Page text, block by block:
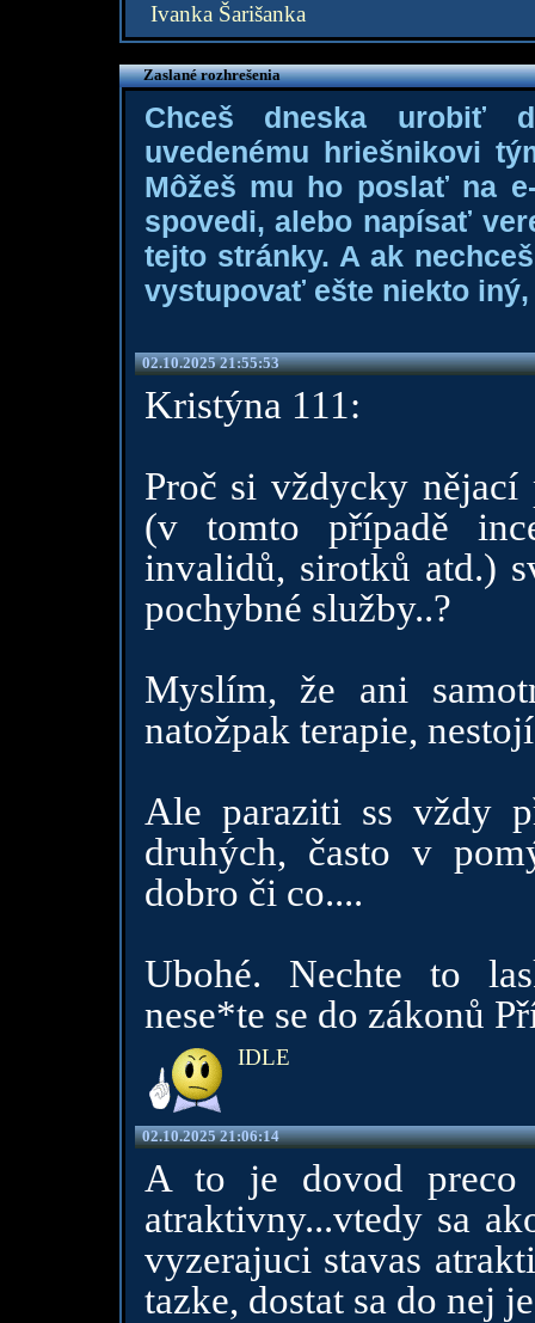
Ivanka Šarišanka
Zaslané rozhrešenia
Chceš dneska urobiť
uvedenému hriešnikovi
Môžeš mu ho poslať na
spovedi, alebo napísať
tejto stránky. A ak
vystupovať ešte niekto
02.10.2025 21:55:53
Kristýna 111:
Proč si vždycky nějací
(v tomto případě
invalidů, sirotků atd.)
pochybné služby..?
Myslím, že ani
natožpak terapie,
Ale paraziti ss vždy
druhých, často v
dobro či co....
Ubohé. Nechte to
nese*te se do zákonů
IDLE
02.10.2025 21:06:14
A to je dovod
atraktivny...vtedy sa
vyzerajuci stavas
tazke, dostat sa do nej